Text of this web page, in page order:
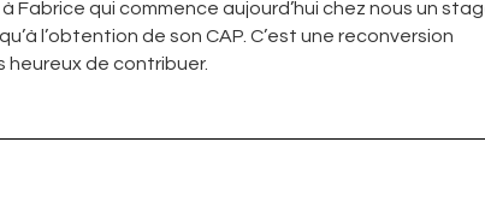
Fabrice qui commence aujourd’hui chez nous un
l’obtention de son CAP. C’est une reconversion
heureux de contribuer.